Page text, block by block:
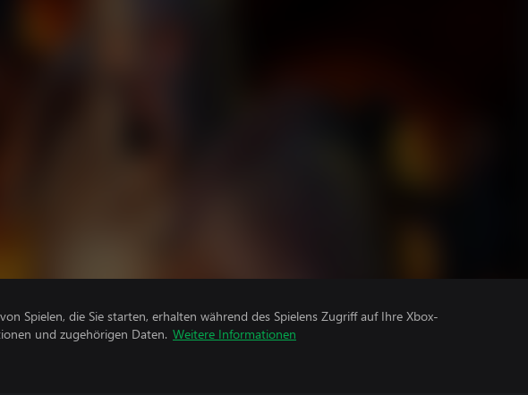
Spielen, die Sie starten, erhalten während des Spielens Zugriff auf Ihre Xbox-
und zugehörigen Daten. Weitere Informationen